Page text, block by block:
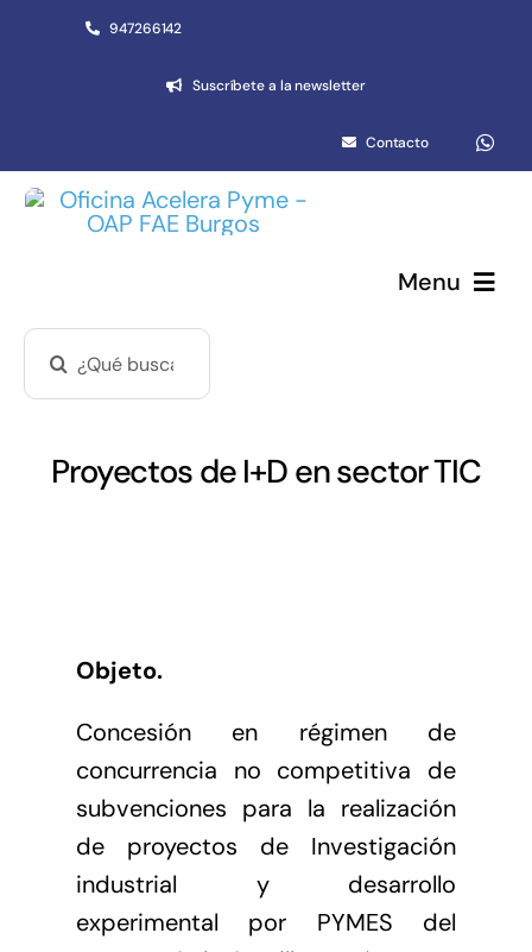
947266142
Suscríbete a la newsletter
Contacto
Buscar:
Menu
Pymes y autónomos
Networking
Proyectos de I+D en sector TIC
Objeto.
Concesión en régimen de
concurrencia no competitiva de
subvenciones para la realización
de proyectos de Investigación
industrial y desarrollo
experimental por PYMES del